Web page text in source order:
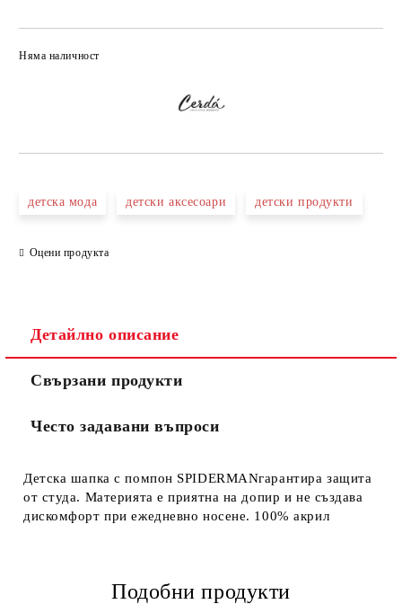
Няма наличност
детска мода детски аксесоари детски продукти
Оцени продукта
Детайлно описание
Свързани продукти
Често задавани въпроси
Детска шапка с помпон SPIDERMANгарантира защита
от студа. Материята е приятна на допир и не създава
дискомфорт при ежедневно носене. 100% акрил
Подобни продукти